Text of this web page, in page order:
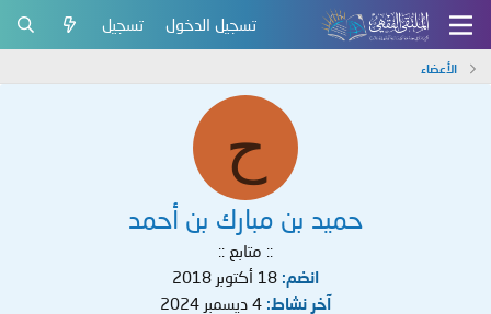
تسجيل الدخول تسجيل
الأعضاء
ح
حميد بن مبارك بن أحمد
:: متابع ::
انضم 18 أكتوبر 2018
آخر نشاط 4 ديسمبر 2024